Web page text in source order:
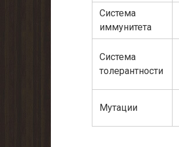
Система
иммунитета
Система
толерантности
Мутации